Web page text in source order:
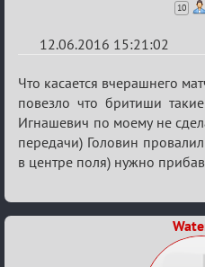
10
12.06.2016 15:21:02
Re:
Евро
2016
Что касается вчерашнего
повезло что бритиши
Игнашевич по моему не
передачи) Головин
в центре поля) нужно